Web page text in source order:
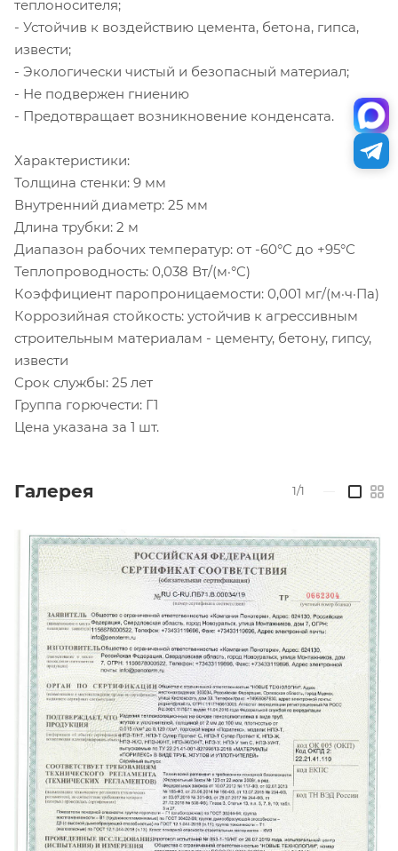
теплоносителя;
- Устойчив к воздействию цемента, бетона, гипса,
извести;
- Экологически чистый и безопасный материал;
- Не подвержен гниению
- Предотвращает возникновение конденсата.
Характеристики:
Толщина стенки: 9 мм
Внутренний диаметр: 25 мм
Длина трубки: 2 м
Диапазон рабочих температур: от -60°С до +95°С
Теплопроводность: 0,038 Вт/(м·°C)
Коэффициент паропроницаемости: 0,001 мг/(м·ч·Па)
Коррозийная стойкость: устойчив к агрессивным
строительным материалам - цементу, бетону, гипсу,
извести
Срок службы: 25 лет
Группа горючести: Г1
Цена указана за 1 шт.
Галерея 1/1